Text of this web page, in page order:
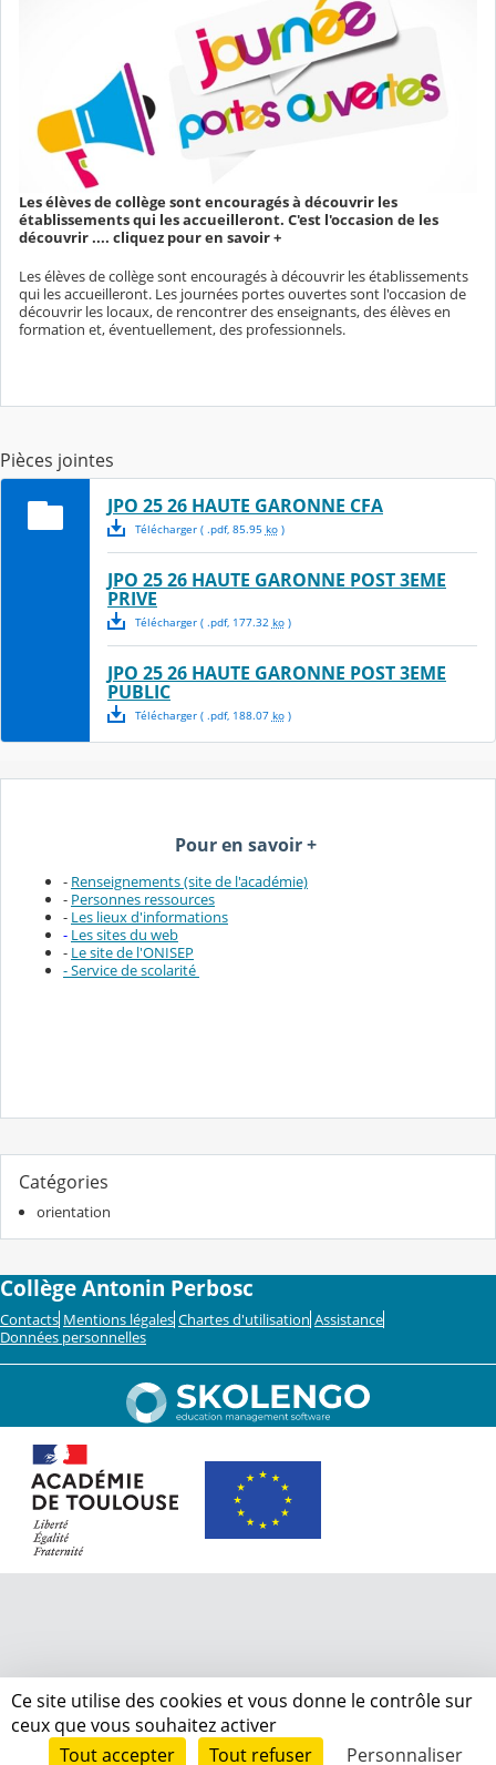
Les élèves de collège sont encouragés à découvrir les
établissements qui les accueilleront. C'est l'occasion de les
découvrir .... cliquez pour en savoir +
Les élèves de collège sont encouragés à découvrir les établissements
qui les accueilleront. Les journées portes ouvertes sont l'occasion de
découvrir les locaux, de rencontrer des enseignants, des élèves en
formation et, éventuellement, des professionnels.
Pièces jointes
JPO 25 26 HAUTE GARONNE CFA
Télécharger( .pdf, 85.95 ko)
JPO 25 26 HAUTE GARONNE POST 3EME
PRIVE
Télécharger( .pdf, 177.32 ko)
JPO 25 26 HAUTE GARONNE POST 3EME
PUBLIC
Télécharger( .pdf, 188.07 ko)
Pour en savoir +
- Renseignements (site de l'académie)
- Personnes ressources
- Les lieux d'informations
- Les sites du web
- Le site de l'ONISEP
- Service de scolarité
Catégories
orientation
Collège Antonin Perbosc
Contacts Mentions légales Chartes d'utilisation Assistance
Données personnelles
Ce site utilise des cookies et vous donne le contrôle sur
ceux que vous souhaitez activer
Tout accepter
Tout refuser Personnaliser